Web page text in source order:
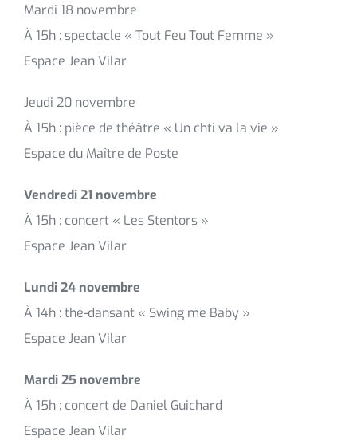
Mardi 18 novembre
À 15h : spectacle « Tout Feu Tout Femme »
Espace Jean Vilar
Jeudi 20 novembre
À 15h : pièce de théâtre « Un chti va la vie »
Espace du Maître de Poste
Vendredi 21 novembre
À 15h : concert « Les Stentors »
Espace Jean Vilar
Lundi 24 novembre
À 14h : thé-dansant « Swing me Baby »
Espace Jean Vilar
Mardi 25 novembre
À 15h : concert de Daniel Guichard
Espace Jean Vilar